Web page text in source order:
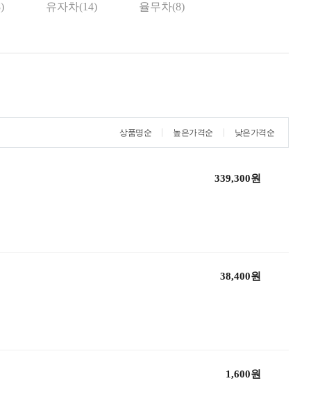
유자차(14)
율무차(8)
상품명순 높은가격순 낮은가격순
339,300원
38,400원
1,600원